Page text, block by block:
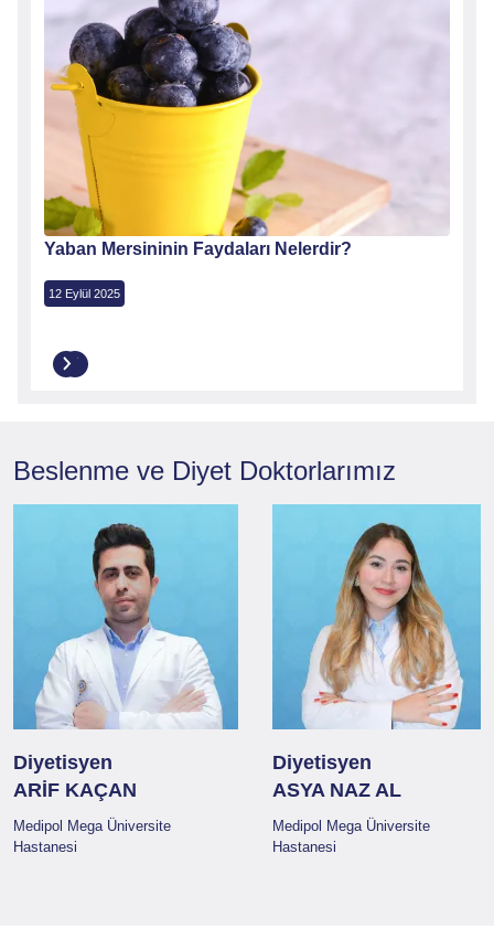
Yaban Mersininin Faydaları Nelerdir?
12 Eylül 2025
Beslenme ve Diyet Doktorlarımız
Diyetisyen
ARİF KAÇAN
Medipol Mega Üniversite
Hastanesi
Diyetisyen
ASYA NAZ AL
Medipol Mega Üniversite
Hastanesi